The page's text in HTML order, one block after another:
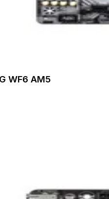
WF6 AM5